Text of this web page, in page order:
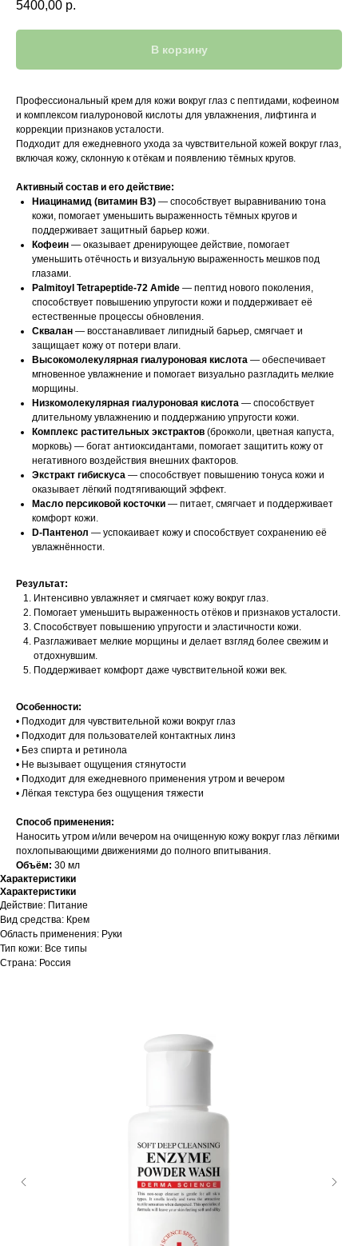
5400,00 р.
В корзину
Профессиональный крем для кожи вокруг глаз с пептидами, кофеином
и комплексом гиалуроновой кислоты для увлажнения, лифтинга и
коррекции признаков усталости.
Подходит для ежедневного ухода за чувствительной кожей вокруг глаз,
включая кожу, склонную к отёкам и появлению тёмных кругов.
Активный состав и его действие:
Ниацинамид (витамин B3) — способствует выравниванию тона
кожи, помогает уменьшить выраженность тёмных кругов и
поддерживает защитный барьер кожи.
Кофеин — оказывает дренирующее действие, помогает
уменьшить отёчность и визуальную выраженность мешков под
глазами.
Palmitoyl Tetrapeptide-72 Amide — пептид нового поколения,
способствует повышению упругости кожи и поддерживает её
естественные процессы обновления.
Сквалан — восстанавливает липидный барьер, смягчает и
защищает кожу от потери влаги.
Высокомолекулярная гиалуроновая кислота — обеспечивает
мгновенное увлажнение и помогает визуально разгладить мелкие
морщины.
Низкомолекулярная гиалуроновая кислота — способствует
длительному увлажнению и поддержанию упругости кожи.
Комплекс растительных экстрактов (брокколи, цветная капуста,
морковь) — богат антиоксидантами, помогает защитить кожу от
негативного воздействия внешних факторов.
Экстракт гибискуса — способствует повышению тонуса кожи и
оказывает лёгкий подтягивающий эффект.
Масло персиковой косточки — питает, смягчает и поддерживает
комфорт кожи.
D-Пантенол — успокаивает кожу и способствует сохранению её
увлажнённости.
Результат:
Интенсивно увлажняет и смягчает кожу вокруг глаз.
Помогает уменьшить выраженность отёков и признаков усталости.
Способствует повышению упругости и эластичности кожи.
Разглаживает мелкие морщины и делает взгляд более свежим и
отдохнувшим.
Поддерживает комфорт даже чувствительной кожи век.
Особенности:
• Подходит для чувствительной кожи вокруг глаз
• Подходит для пользователей контактных линз
• Без спирта и ретинола
• Не вызывает ощущения стянутости
• Подходит для ежедневного применения утром и вечером
• Лёгкая текстура без ощущения тяжести
Способ применения:
Наносить утром и/или вечером на очищенную кожу вокруг глаз лёгкими
похлопывающими движениями до полного впитывания.
Объём: 30 мл
Характеристики
Характеристики
Действие: Питание
Вид средства: Крем
Область применения: Руки
Тип кожи: Все типы
Страна: Россия